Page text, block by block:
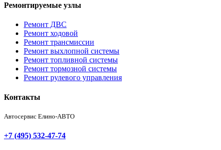
Ремонтируемые узлы
Ремонт ДВС
Ремонт ходовой
Ремонт трансмиссии
Ремонт выхлопной системы
Ремонт топливной системы
Ремонт тормозной системы
Ремонт рулевого управления
Контакты
Автосервис Елино-АВТО
+7 (495) 532-47-74